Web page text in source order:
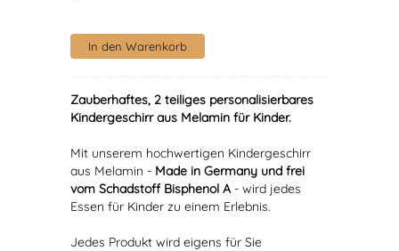
Zauberhaftes, 2 teiliges personalisierbares
Kindergeschirr aus Melamin für Kinder.
Mit unserem hochwertigen Kindergeschirr
aus Melamin - Made in Germany und frei
vom Schadstoff Bisphenol A- wird jedes
Essen für Kinder zu einem Erlebnis.
Jedes Produkt wird eigens für Sie